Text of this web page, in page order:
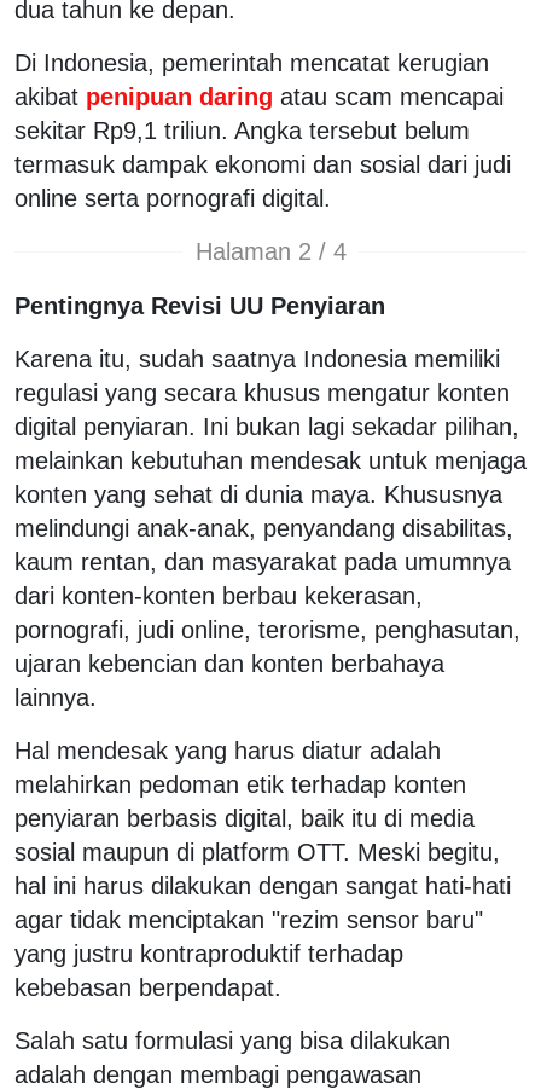
dua tahun ke depan.
Di Indonesia, pemerintah mencatat kerugian
akibat penipuan daring atau scam mencapai
sekitar Rp9,1 triliun. Angka tersebut belum
termasuk dampak ekonomi dan sosial dari judi
online serta pornografi digital.
Halaman 2 / 4
Pentingnya Revisi UU Penyiaran
Karena itu, sudah saatnya Indonesia memiliki
regulasi yang secara khusus mengatur konten
digital penyiaran. Ini bukan lagi sekadar pilihan,
melainkan kebutuhan mendesak untuk menjaga
konten yang sehat di dunia maya. Khususnya
melindungi anak-anak, penyandang disabilitas,
kaum rentan, dan masyarakat pada umumnya
dari konten-konten berbau kekerasan,
pornografi, judi online, terorisme, penghasutan,
ujaran kebencian dan konten berbahaya
lainnya.
Hal mendesak yang harus diatur adalah
melahirkan pedoman etik terhadap konten
penyiaran berbasis digital, baik itu di media
sosial maupun di platform OTT. Meski begitu,
hal ini harus dilakukan dengan sangat hati-hati
agar tidak menciptakan "rezim sensor baru"
yang justru kontraproduktif terhadap
kebebasan berpendapat.
Salah satu formulasi yang bisa dilakukan
adalah dengan membagi pengawasan